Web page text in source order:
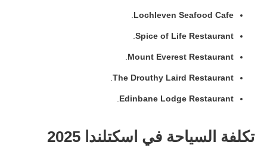
Lochleven Seafood Cafe
Spice of Life Restaurant
Mount Everest Restaurant
The Drouthy Laird Restaurant
Edinbane Lodge Restaurant
تكلفة السياحة في اسكتلندا 2025